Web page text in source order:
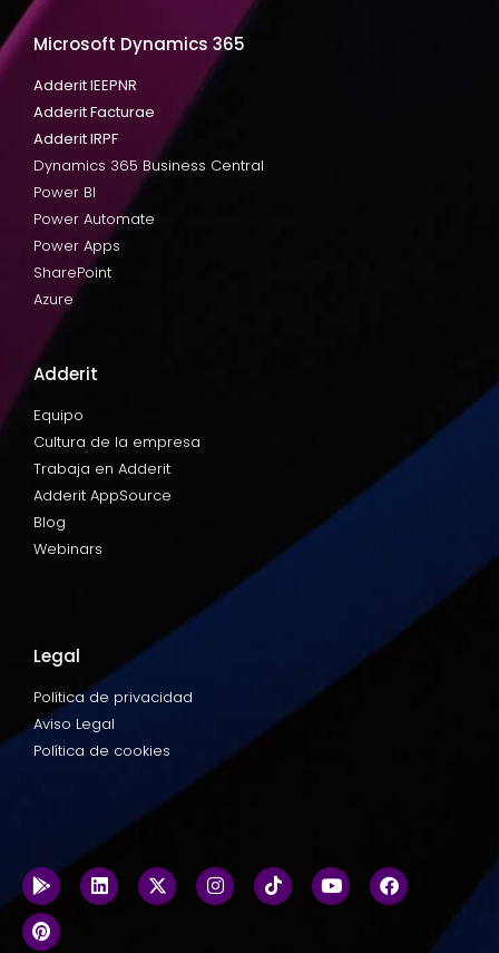
Microsoft Dynamics 365
Adderit IEEPNR
Adderit Facturae
Adderit IRPF
Dynamics 365 Business Central
Power BI
Power Automate
Power Apps
SharePoint
Azure
Adderit
Equipo
Cultura de la empresa
Trabaja en Adderit
Adderit AppSource
Blog
Webinars
Legal
Política de privacidad
Aviso Legal
Política de cookies